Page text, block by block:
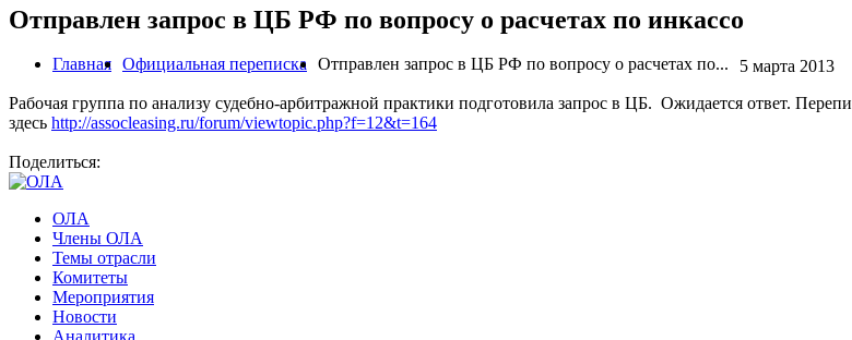
Отправлен запрос в ЦБ РФ по вопросу о расчетах по инкассо
Главная Официальная переписка Отправлен запрос в ЦБ РФ по вопросу о расчетах по...
5 марта 2013
Рабочая группа по анализу судебно-арбитражной практики подготовила запрос в ЦБ. Ожидается ответ.
здесь http://assocleasing.ru/forum/viewtopic.php?f=12&t=164
Поделиться:
ОЛА
Члены ОЛА
Темы отрасли
Комитеты
Мероприятия
Новости
Аналитика